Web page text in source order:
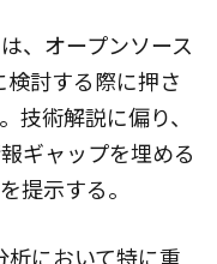
、オープンソース
討する際に押さ
技術解説に偏り、
ギャップを埋める
提示する。
において特に重